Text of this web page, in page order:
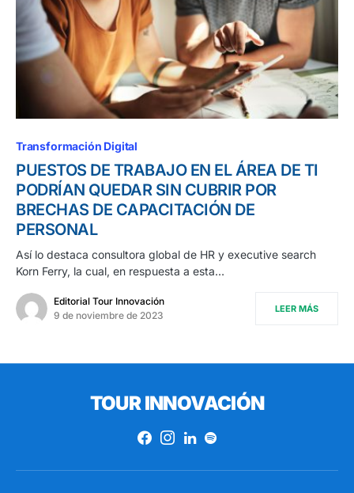
Transformación Digital
PUESTOS DE TRABAJO EN EL ÁREA DE TI
PODRÍAN QUEDAR SIN CUBRIR POR
BRECHAS DE CAPACITACIÓN DE
PERSONAL
Así lo destaca consultora global de HR y executive search
Korn Ferry, la cual, en respuesta a esta…
Editorial Tour Innovación
9 de noviembre de 2023
LEER MÁS
TOUR INNOVACIÓN